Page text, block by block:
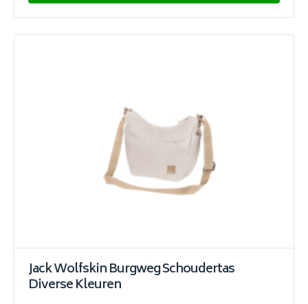
Jack Wolfskin Burgweg Schoudertas
Diverse Kleuren